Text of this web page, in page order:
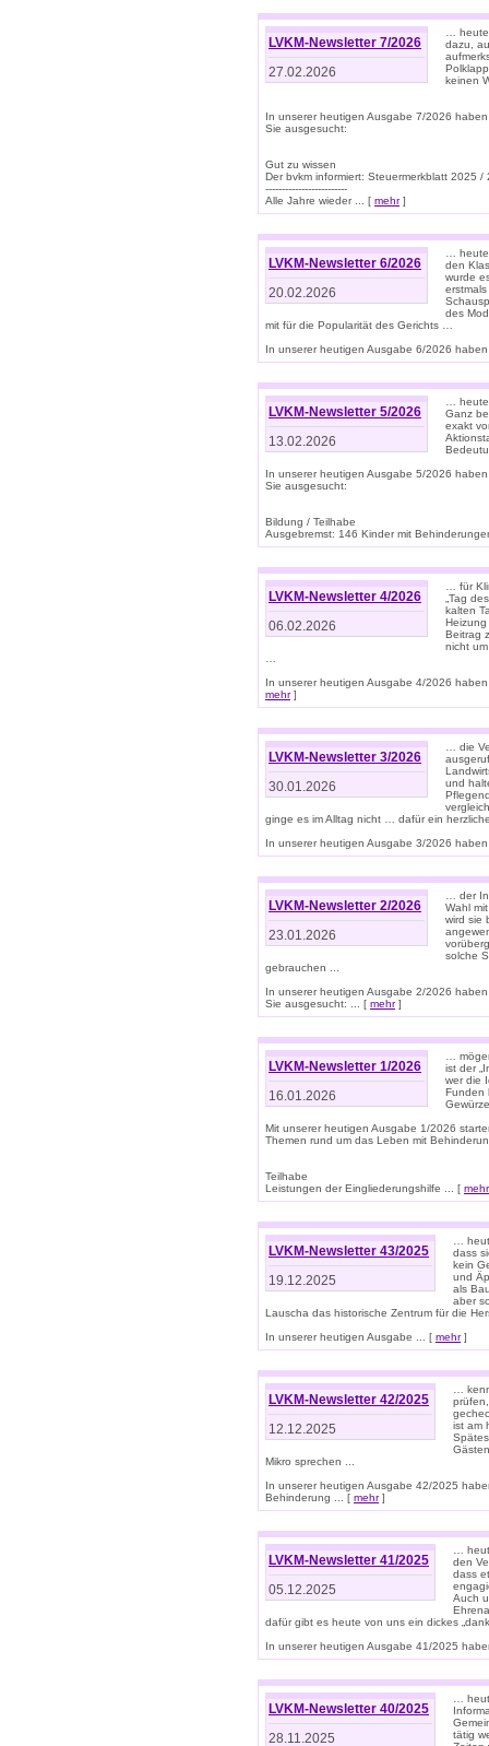
LVKM-Newsletter 7/2026
27.02.2026
…
dazu,
keinen
In unserer heutigen Ausgabe 7/2026
Sie ausgesucht:
Gut zu wissen
Der bvkm informiert: Steuermerkblatt 2025 /
-------------------------
Alle Jahre wieder ... [ mehr]
LVKM-Newsletter 6/2026
20.02.2026
…
den
wurde
des
mit für die Popularität des Gerichts …
In unserer heutigen Ausgabe 6/2026
LVKM-Newsletter 5/2026
13.02.2026
…
Ganz
exakt
In unserer heutigen Ausgabe 5/2026
Sie ausgesucht:
Bildung / Teilhabe
Ausgebremst: 146 Kinder mit
LVKM-Newsletter 4/2026
06.02.2026
… für
„Tag
kalten
Beitrag
nicht
In unserer heutigen Ausgabe 4/2026
mehr]
LVKM-Newsletter 3/2026
30.01.2026
… die
und
ginge es im Alltag nicht … dafür ein
In unserer heutigen Ausgabe 3/2026
LVKM-Newsletter 2/2026
23.01.2026
… der
Wahl
wird sie
solche
gebrauchen ...
In unserer heutigen Ausgabe 2/2026
Sie ausgesucht: ... [ mehr]
LVKM-Newsletter 1/2026
16.01.2026
…
ist der
wer die
Funden
Mit unserer heutigen Ausgabe 1/2026
Themen rund um das Leben mit
Teilhabe
Leistungen der Eingliederungshilfe ... [ mehr
LVKM-Newsletter 43/2025
19.12.2025
…
dass
kein
und
als
aber
Lauscha das historische Zentrum für die
In unserer heutigen Ausgabe ... [ mehr]
LVKM-Newsletter 42/2025
12.12.2025
…
ist am
Mikro sprechen ...
In unserer heutigen Ausgabe 42/2025
Behinderung ... [ mehr]
LVKM-Newsletter 41/2025
05.12.2025
…
den
dass
Auch
dafür gibt es heute von uns ein dickes
In unserer heutigen Ausgabe 41/2025
LVKM-Newsletter 40/2025
28.11.2025
…
tätig